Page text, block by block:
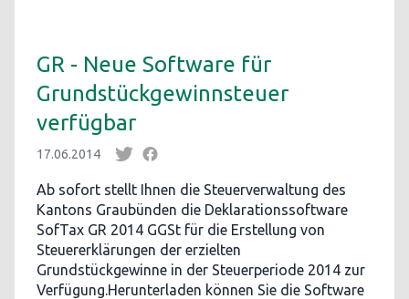
GR - Neue Software für
Grundstückgewinnsteuer
verfügbar
17.06.2014
Ab sofort stellt Ihnen die Steuerverwaltung des
Kantons Graubünden die Deklarationssoftware
SofTax GR 2014 GGSt für die Erstellung von
Steuererklärungen der erzielten
Grundstückgewinne in der Steuerperiode 2014 zur
Verfügung.Herunterladen können Sie die Software